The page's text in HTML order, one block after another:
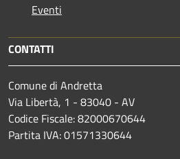
Eventi
CONTATTI
Comune di Andretta
Via Libertà, 1 - 83040 - AV
Codice Fiscale: 82000670644
Partita IVA: 01571330644